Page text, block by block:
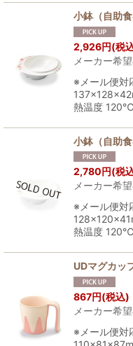
小鉢（自助
2,926円(税
メーカー希
※メール便対
熱温度
小鉢（自助
2,780円(税
メーカー希
※メール便対
熱温度
UDマグカッ
867円(税込)
メーカー希
※メール便対